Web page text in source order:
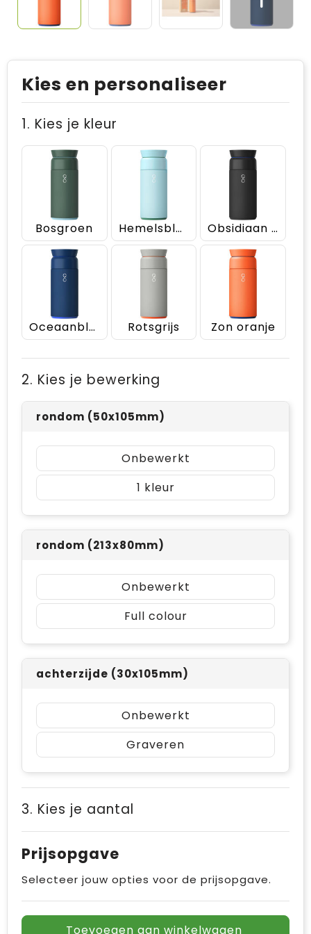
Kies en personaliseer
1. Kies je kleur
Bosgroen Hemelsblauw Obsidiaan zwart
Oceaanblauw Rotsgrijs Zon oranje
2. Kies je bewerking
rondom (50x105mm)
Onbewerkt
1
rondom (213x80mm)
Onbewerkt
Full colour
achterzijde (30x105mm)
Onbewerkt
Graveren
3. Kies je aantal
Prijsopgave
Selecteer jouw opties voor de prijsopgave.
Toevoegen aan winkelwagen